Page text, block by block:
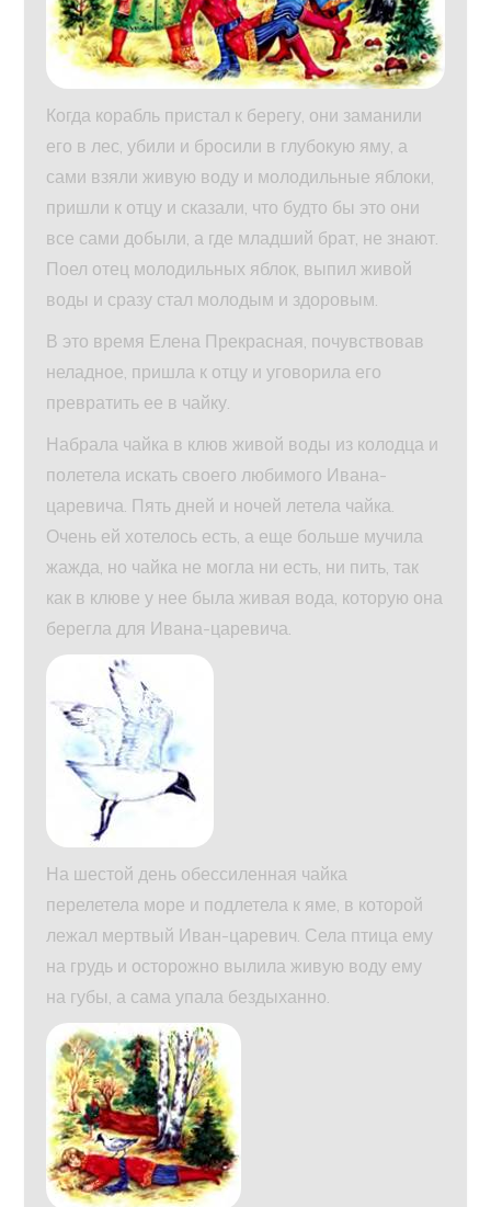
Когда корабль пристал к берегу, они заманили
его в лес, убили и бросили в глубокую яму, а
сами взяли живую воду и молодильные яблоки,
пришли к отцу и сказали, что будто бы это они
все сами добыли, а где младший брат, не знают.
Поел отец молодильных яблок, выпил живой
воды и сразу стал молодым и здоровым.
В это время Елена Прекрасная, почувствовав
неладное, пришла к отцу и уговорила его
превратить ее в чайку.
Набрала чайка в клюв живой воды из колодца и
полетела искать своего любимого Ивана-
царевича. Пять дней и ночей летела чайка.
Очень ей хотелось есть, а еще больше мучила
жажда, но чайка не могла ни есть, ни пить, так
как в клюве у нее была живая вода, которую она
берегла для Ивана-царевича.
На шестой день обессиленная чайка
перелетела море и подлетела к яме, в которой
лежал мертвый Иван-царевич. Села птица ему
на грудь и осторожно вылила живую воду ему
на губы, а сама упала бездыханно.